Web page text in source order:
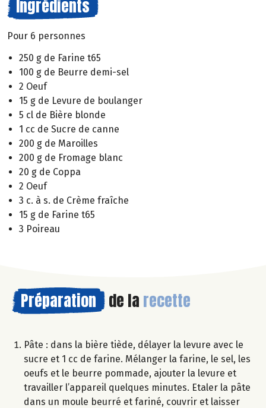
Ingrédients
Pour 6 personnes
250 g de Farine t65
100 g de Beurre demi-sel
2 Oeuf
15 g de Levure de boulanger
5 cl de Bière blonde
1 cc de Sucre de canne
200 g de Maroilles
200 g de Fromage blanc
20 g de Coppa
2 Oeuf
3 c. à s. de Crème fraîche
15 g de Farine t65
3 Poireau
Préparation de la recette
Pâte : dans la bière tiède, délayer la levure avec le
sucre et 1 cc de farine. Mélanger la farine, le sel, les
oeufs et le beurre pommade, ajouter la levure et
travailler l’appareil quelques minutes. Etaler la pâte
dans un moule beurré et fariné, couvrir et laisser